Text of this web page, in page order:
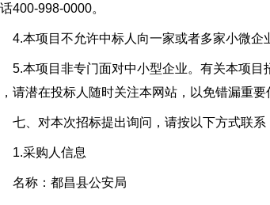
400-998-0000。
本项目不允许中标人向一家或者多家小微企
本项目非专门面对中小型企业。有关本项目
请潜在投标人随时关注本网站，以免错漏重要
、对本次招标提出询问，请按以下方式联系
采购人信息
称：都昌县公安局